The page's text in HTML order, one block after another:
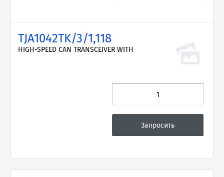
TJA1042TK/3/1,118
HIGH-SPEED CAN TRANSCEIVER WITH